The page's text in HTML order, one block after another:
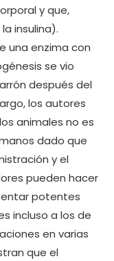
y que,
insulina).
una enzima con
se vio
después del
los autores
animales no es
dado que
y el
pueden hacer
potentes
incluso a los de
en varias
que el